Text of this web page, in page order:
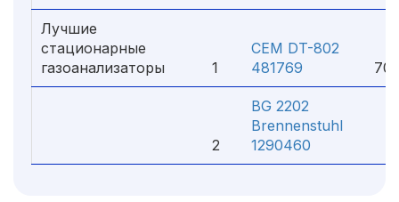
Лучшие
стационарные
газоанализаторы
1
СЕМ DT-802
481769
2
BG 2202
Brennenstuhl
1290460